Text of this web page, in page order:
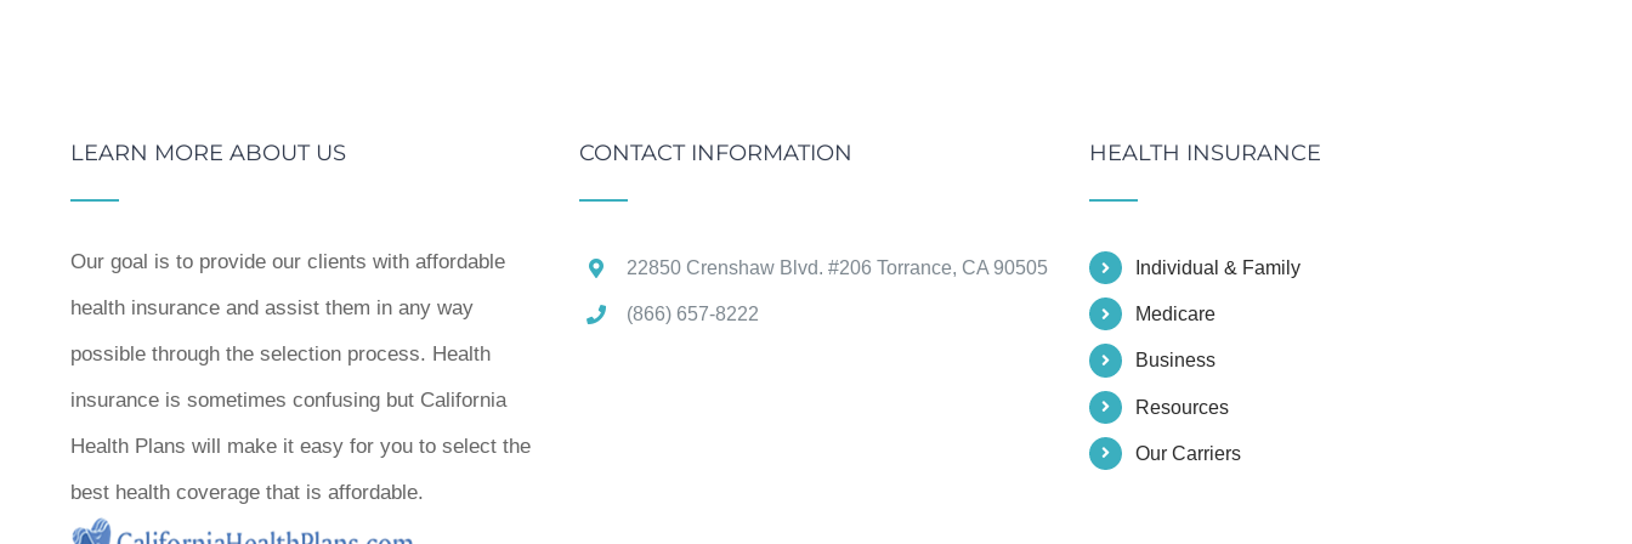
LEARN MORE ABOUT US
Our goal is to provide our clients with affordable
health insurance and assist them in any way
possible through the selection process. Health
insurance is sometimes confusing but California
Health Plans will make it easy for you to select the
best health coverage that is affordable.
CONTACT INFORMATION
22850 Crenshaw Blvd. #206 Torrance, CA 90505
(866) 657-8222
HEALTH INSURANCE
Individual & Family
Medicare
Business
Resources
Our Carriers